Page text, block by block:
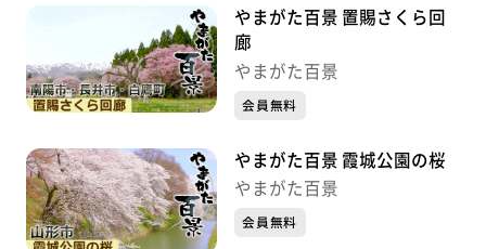
やまがた百景 置賜さくら回
廊
やまがた百景
会員無料
やまがた百景 霞城公園の桜
やまがた百景
会員無料